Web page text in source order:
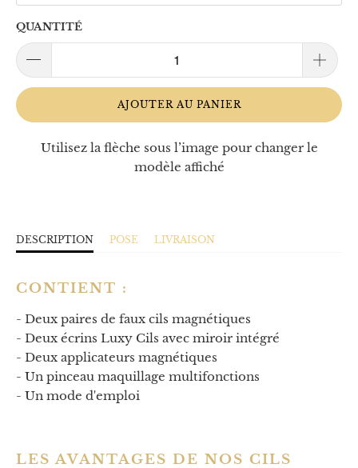
QUANTITÉ
AJOUTER AU PANIER
Utilisez la flèche sous l’image pour changer le
modèle affiché
DESCRIPTION POSE LIVRAISON
CONTIENT :
- Deux paires de faux cils magnétiques
- Deux écrins Luxy Cils avec miroir intégré
- Deux applicateurs magnétiques
- Un pinceau maquillage multifonctions
- Un mode d'emploi
LES AVANTAGES DE NOS CILS